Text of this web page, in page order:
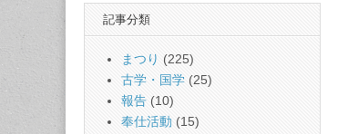
記事分類
まつり (225)
古学・国学 (25)
報告 (10)
奉仕活動 (15)